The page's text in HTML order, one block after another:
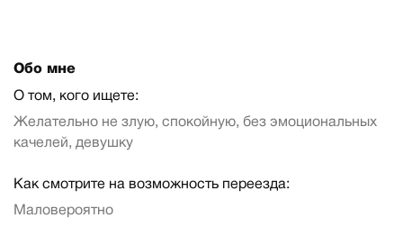
Обо мне
О том, кого ищете:
Желательно не злую, спокойную, без эмоциональных
качелей, девушку
Как смотрите на возможность переезда:
Маловероятно